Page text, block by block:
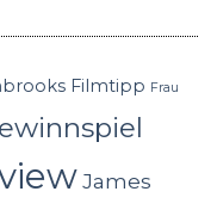
Filmtipp Frau
James